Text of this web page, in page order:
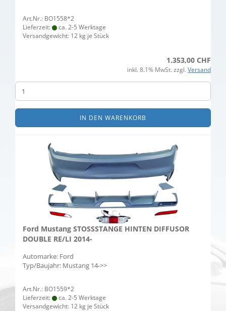
Art.Nr.: BO1558*2
Lieferzeit:
ca. 2-5 Werktage
Versandgewicht: 12 kg je Stück
1.353,00 CHF
inkl. 8.1% MwSt. zzgl. Versand
IN DEN WARENKORB
Ford Mustang STOSSSTANGE HINTEN DIFFUSOR
DOUBLE RE/LI 2014-
Automarke: Ford
Typ/Baujahr: Mustang 14->>
Art.Nr.: BO1559*2
Lieferzeit:
ca. 2-5 Werktage
Versandgewicht: 12 kg je Stück